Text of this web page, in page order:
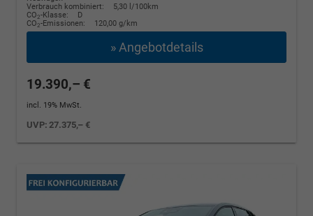
Verbrauch kombiniert:
5,30 l/100km
CO2-Klasse:
D
CO2-Emissionen: 120,00 g/km
» Angebotdetails
19.390,– €
incl. 19% MwSt.
UVP:27.375,– €